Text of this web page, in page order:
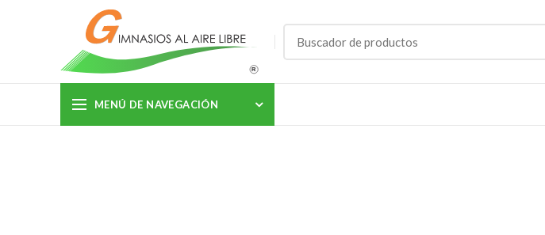
MENÚ DE NAVEGACIÓN